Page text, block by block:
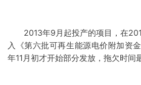
2013年9月起投产的项目，在
入《第六批可再生能源电价附加资
年11月初才开始部分发放，拖欠时间